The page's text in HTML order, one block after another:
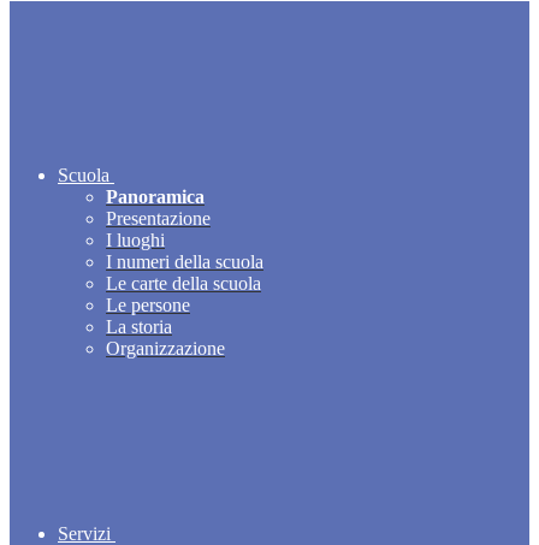
Scuola
Panoramica
Presentazione
I luoghi
I numeri della scuola
Le carte della scuola
Le persone
La storia
Organizzazione
Servizi